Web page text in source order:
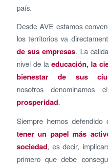
país.
Desde AVE estamos
los territorios va
de sus empresas. La
nivel de la educación, la
bienestar de sus
nosotros denominamos
prosperidad.
Siempre hemos
tener un papel más
sociedad, es decir,
primero que debe